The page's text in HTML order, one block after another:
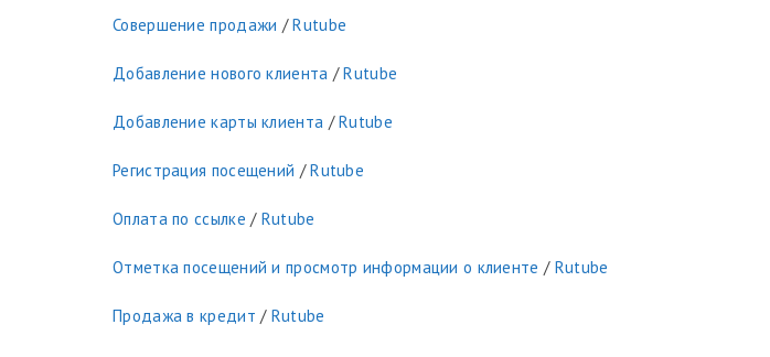
Совершение продажи /Rutube
Добавление нового клиента /Rutube
Добавление карты клиента /Rutube
Регистрация посещений /Rutube
Оплата по ссылке / Rutube
Отметка посещений и просмотр информации о клиенте / Rutube
Продажа в кредит / Rutube